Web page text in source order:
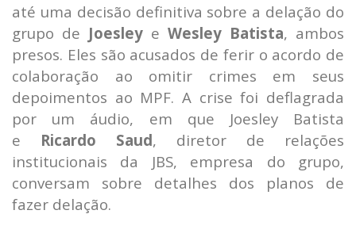
até uma decisão definitiva sobre a delação do
grupo de Joesley e Wesley Batista, ambos
presos. Eles são acusados de ferir o acordo de
colaboração ao omitir crimes em seus
depoimentos ao MPF. A crise foi deflagrada
por um áudio, em que Joesley Batista
e Ricardo Saud, diretor de relações
institucionais da JBS, empresa do grupo,
conversam sobre detalhes dos planos de
fazer delação.